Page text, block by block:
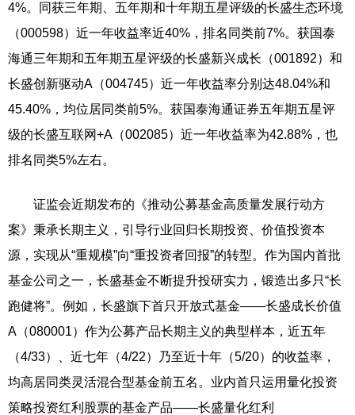
4%。同获三年期、五年期和十年期五星评级的长盛生态环境
（000598）近一年收益率近40%，排名同类前7%。获国泰
海通三年期和五年期五星评级的长盛新兴成长（001892）和
长盛创新驱动A（004745）近一年收益率分别达48.04%和
45.40%，均位居同类前5%。获国泰海通证券五年期五星评
级的长盛互联网+A（002085）近一年收益率为42.88%，也
排名同类5%左右。
证监会近期发布的《推动公募基金高质量发展行动方
案》秉承长期主义，引导行业回归长期投资、价值投资本
源，实现从“重规模”向“重投资者回报”的转型。作为国内首批
基金公司之一，长盛基金不断提升投研实力，锻造出多只“长
跑健将”。例如，长盛旗下首只开放式基金——长盛成长价值
A（080001）作为公募产品长期主义的典型样本，近五年
（4/33）、近七年（4/22）乃至近十年（5/20）的收益率，
均高居同类灵活混合型基金前五名。业内首只运用量化投资
策略投资红利股票的基金产品——长盛量化红利